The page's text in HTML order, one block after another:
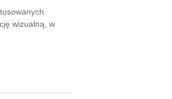
wizualną, w